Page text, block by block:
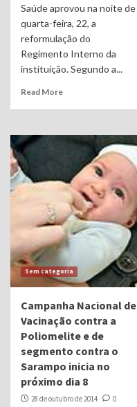
Saúde aprovou na noite de
quarta-feira, 22, a
reformulação do
Regimento Interno da
instituição. Segundo a...
Read More
Sem categoria
Campanha Nacional de
Vacinação contra a
Poliomelite e de
segmento contra o
Sarampo inicia no
próximo dia 8
28 de outubro de 2014 0